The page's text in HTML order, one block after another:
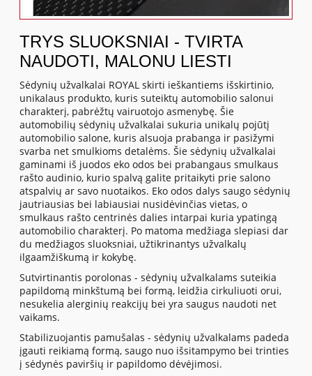
TRYS SLUOKSNIAI - TVIRTA
NAUDOTI, MALONU LIESTI
Sėdynių užvalkalai ROYAL skirti ieškantiems išskirtinio,
unikalaus produkto, kuris suteiktų automobilio salonui
charakterį, pabrėžtų vairuotojo asmenybę. Šie
automobilių sėdynių užvalkalai sukuria unikalų pojūtį
automobilio salone, kuris alsuoja prabanga ir pasižymi
svarba net smulkioms detalėms. Šie sėdynių užvalkalai
gaminami iš juodos eko odos bei prabangaus smulkaus
rašto audinio, kurio spalvą galite pritaikyti prie salono
atspalvių ar savo nuotaikos. Eko odos dalys saugo sėdynių
jautriausias bei labiausiai nusidėvinčias vietas, o
smulkaus rašto centrinės dalies intarpai kuria ypatingą
automobilio charakterį. Po matoma medžiaga slepiasi dar
du medžiagos sluoksniai, užtikrinantys užvalkalų
ilgaamžiškumą ir kokybę.
Sutvirtinantis porolonas - sėdynių užvalkalams suteikia
papildomą minkštumą bei formą, leidžia cirkuliuoti orui,
nesukelia alerginių reakcijų bei yra saugus naudoti net
vaikams.
Stabilizuojantis pamušalas - sėdynių užvalkalams padeda
įgauti reikiamą formą, saugo nuo išsitampymo bei trinties
į sėdynės paviršių ir papildomo dėvėjimosi.